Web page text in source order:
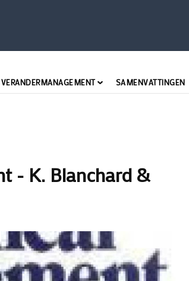
VERANDERMANAGEMENT SAMENVATTINGEN
- K. Blanchard &